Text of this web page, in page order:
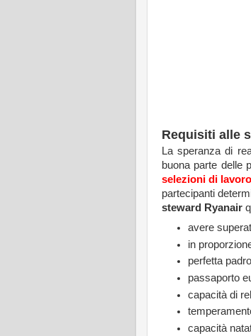
Requisiti alle
La speranza di
buona parte delle
selezioni di lavoro
partecipanti
steward Ryanair
avere
in
perfetta
passaporto
capacità di
capacità